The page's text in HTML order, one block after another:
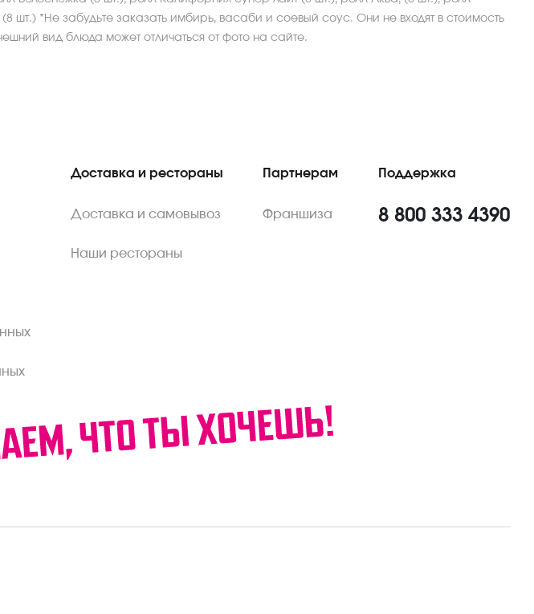
шт.) *Не забудьте заказать имбирь, васаби и соевый соус. Они не входят в стоимость
вид блюда может отличаться от фото на сайте.
Доставка и рестораны
Доставка и самовывоз
Наши рестораны
Партнерам
Франшиза
Поддержка
8 800 333 4390